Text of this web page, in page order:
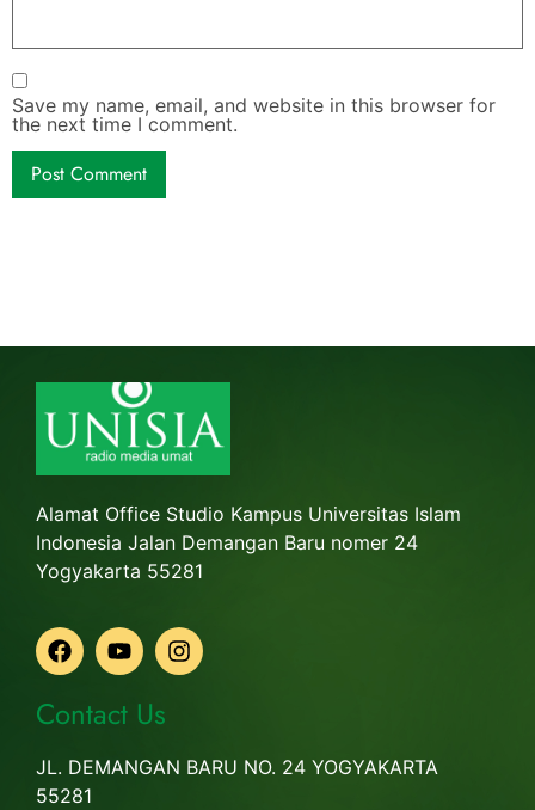
Save my name, email, and website in this browser for
the next time I comment.
Alamat Office Studio Kampus Universitas Islam
Indonesia Jalan Demangan Baru nomer 24
Yogyakarta 55281
Contact Us
JL. DEMANGAN BARU NO. 24 YOGYAKARTA
55281